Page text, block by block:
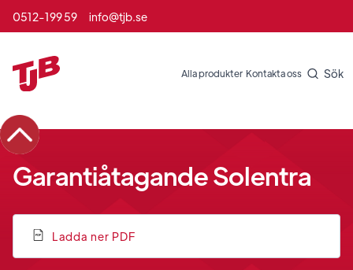
0512-199 59 info@tjb.se
Alla produkter Kontakta oss Sök
Garantiåtagande Solentra
Ladda ner PDF